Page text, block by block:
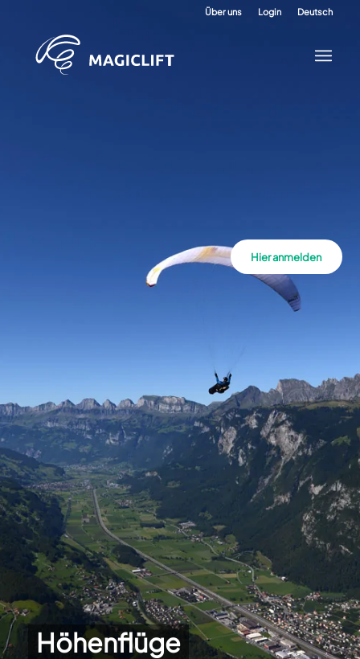
Über uns Login Deutsch
Höhenflüge
Hier anmelden